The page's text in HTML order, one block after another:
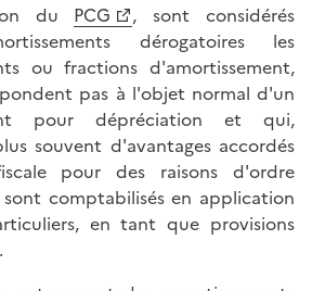
du PCG
, sont considérés
dérogatoires les
ou fractions d'amortissement,
pas à l'objet normal d'un
pour dépréciation et qui,
souvent d'avantages accordés
pour des raisons d'ordre
comptabilisés en application
en tant que provisions